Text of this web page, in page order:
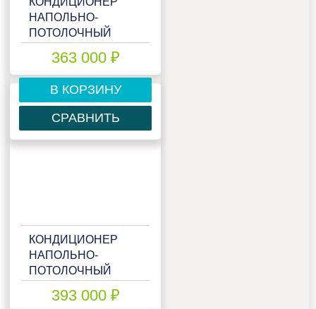
НАПОЛЬНО-
ПОТОЛОЧНЫЙ
FDE140VNX
363 000 ₽
В КОРЗИНУ
СРАВНИТЬ
КОНДИЦИОНЕР
НАПОЛЬНО-
ПОТОЛОЧНЫЙ
FDE140VSX
393 000 ₽